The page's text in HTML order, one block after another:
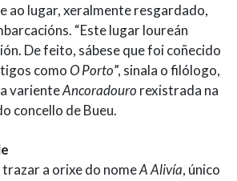
ao lugar, xeralmente resgardado,
“Este lugar loureán
De feito, sábese que foi coñecido
comoO Porto”, sinala o filólogo,
varienteAncoradouro rexistrada na
concello de Bueu.
a orixe do nomeA Alivía, único